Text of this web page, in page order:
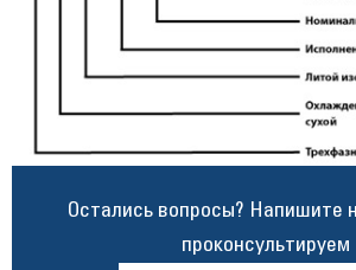
Остались вопросы? Напишите
проконсультируем